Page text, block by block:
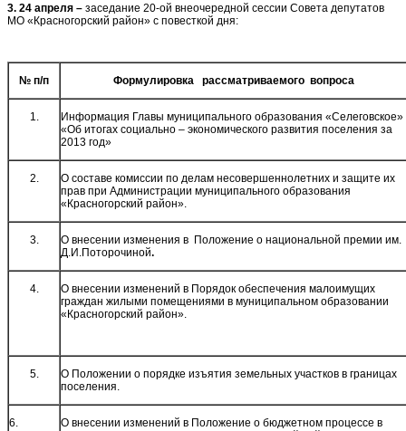
3. 24 апреля – заседание 20-ой внеочередной сессии Совета депутатов
МО «Красногорский район» с повесткой дня:
№ п/п Формулировка рассматриваемого вопроса
1.
Информация Главы муниципального образования «Селеговское»
«Об итогах социально – экономического развития поселения за
2013 год»
2.
О составе комиссии по делам несовершеннолетних и защите их
прав при Администрации муниципального образования
«Красногорский район».
3.
О внесении изменения в Положение о национальной премии им.
Д.И.Поторочиной.
4.
О внесении изменений в Порядок обеспечения малоимущих
граждан жилыми помещениями в муниципальном образовании
«Красногорский район».
5.
О Положении о порядке изъятия земельных участков в границах
поселения.
6.
О внесении изменений в Положение о бюджетном процессе в